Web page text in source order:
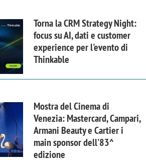
Torna la CRM Strategy Night:
focus su AI, dati e customer
experience per l'evento di
Thinkable
Mostra del Cinema di
Venezia: Mastercard, Campari,
Armani Beauty e Cartier i
main sponsor dell'83^
edizione